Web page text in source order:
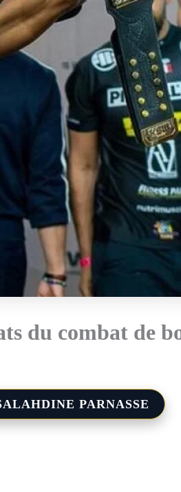
du combat de
PARNASSE